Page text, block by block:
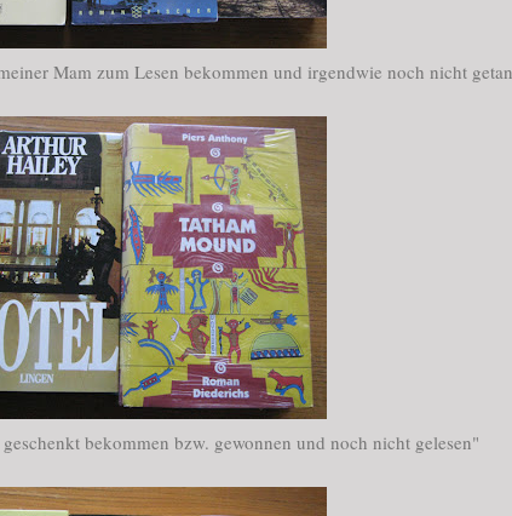
Mam zum Lesen bekommen und irgendwie noch nicht
bekommen bzw. gewonnen und noch nicht gelesen"